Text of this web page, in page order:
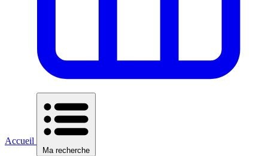
Accueil
Ma recherche